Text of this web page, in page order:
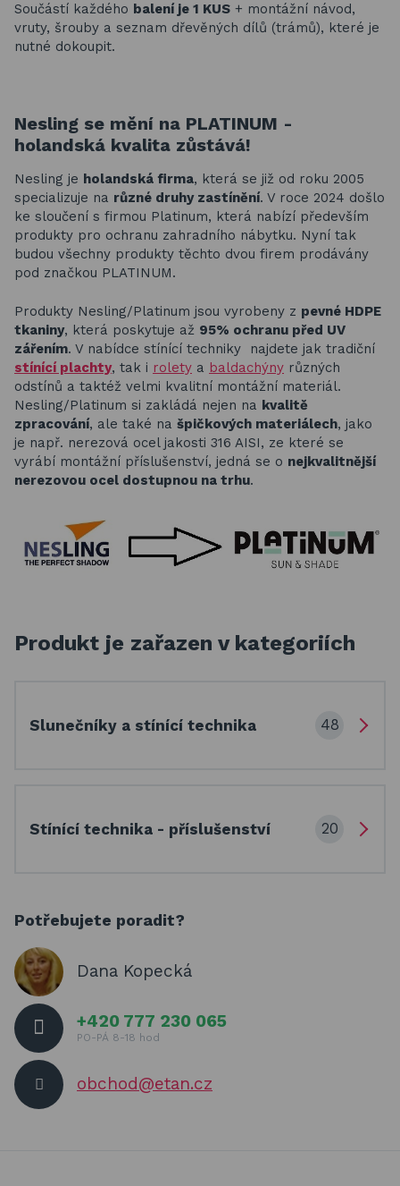
Součástí každého balení je 1 KUS + montážní návod,
vruty, šrouby a seznam dřevěných dílů (trámů), které je
nutné dokoupit.
Nesling se mění na PLATINUM -
holandská kvalita zůstává!
Nesling je holandská firma, která se již od roku 2005
specializuje na různé druhy zastínění. V roce 2024 došlo
ke sloučení s firmou Platinum, která nabízí především
produkty pro ochranu zahradního nábytku. Nyní tak
budou všechny produkty těchto dvou firem prodávány
pod značkou PLATINUM.
Produkty Nesling/Platinum jsou vyrobeny z pevné HDPE
tkaniny, která poskytuje až 95% ochranu před UV
zářením. V nabídce stínící techniky najdete jak tradiční
stínící plachty, tak i rolety a baldachýny různých
odstínů a taktéž velmi kvalitní montážní materiál.
Nesling/Platinum si zakládá nejen na kvalitě
zpracování, ale také na špičkových materiálech, jako
je např. nerezová ocel jakosti 316 AISI, ze které se
vyrábí montážní příslušenství, jedná se o nejkvalitnější
nerezovou ocel dostupnou na trhu.
Produkt je zařazen v kategoriích
Slunečníky a stínící technika 48
Stínící technika - příslušenství 20
Potřebujete poradit?
Dana Kopecká
+420 777 230 065
PO-PÁ 8-18 hod
obchod@etan.cz